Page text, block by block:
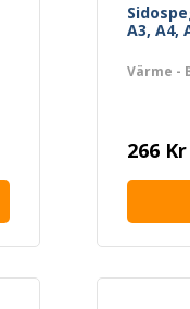
A3, A4,
Värme -
266 Kr